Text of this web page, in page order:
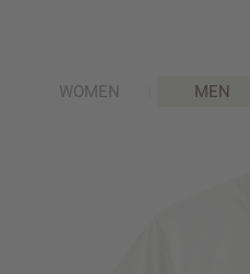
WOMEN MEN